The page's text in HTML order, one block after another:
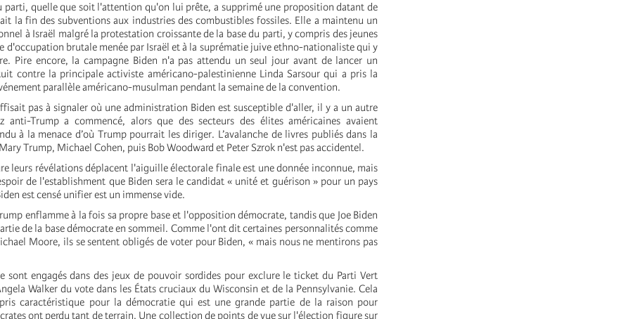
parti, quelle que soit l'attention qu'on lui prête, a supprimé une proposition datant de
la fin des subventions aux industries des combustibles fossiles. Elle a maintenu un
à Israël malgré la protestation croissante de la base du parti, y compris des jeunes
d'occupation brutale menée par Israël et à la suprématie juive ethno-nationaliste qui y
Pire encore, la campagne Biden n'a pas attendu un seul jour avant de lancer un
contre la principale activiste américano-palestinienne Linda Sarsour qui a pris la
parallèle américano-musulman pendant la semaine de la convention.
pas à signaler où une administration Biden est susceptible d'aller, il y a un autre
Trump a commencé, alors que des secteurs des élites américaines avaient
à la menace d’où Trump pourrait les diriger. L’avalanche de livres publiés dans la
Trump, Michael Cohen, puis Bob Woodward et Peter Szrok n'est pas accidentel.
leurs révélations déplacent l'aiguille électorale finale est une donnée inconnue, mais
de l'establishment que Biden sera le candidat « unité et guérison » pour un pays
est censé unifier est un immense vide.
enflamme à la fois sa propre base et l'opposition démocrate, tandis que Joe Biden
de la base démocrate en sommeil. Comme l'ont dit certaines personnalités comme
Moore, ils se sentent obligés de voter pour Biden, « mais nous ne mentirons pas
sont engagés dans des jeux de pouvoir sordides pour exclure le ticket du Parti Vert
Walker du vote dans les États cruciaux du Wisconsin et de la Pennsylvanie. Cela
caractéristique pour la démocratie qui est une grande partie de la raison pour
ont perdu tant de terrain. Une collection de points de vue sur l'élection figure sur